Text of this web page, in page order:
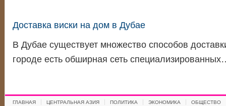
Доставка виски на дом в Дубае
В Дубае существует множество способов
городе есть обширная сеть
ГЛАВНАЯ ЦЕНТРАЛЬНАЯ АЗИЯ ПОЛИТИКА ЭКОНОМИКА ОБЩЕСТВО